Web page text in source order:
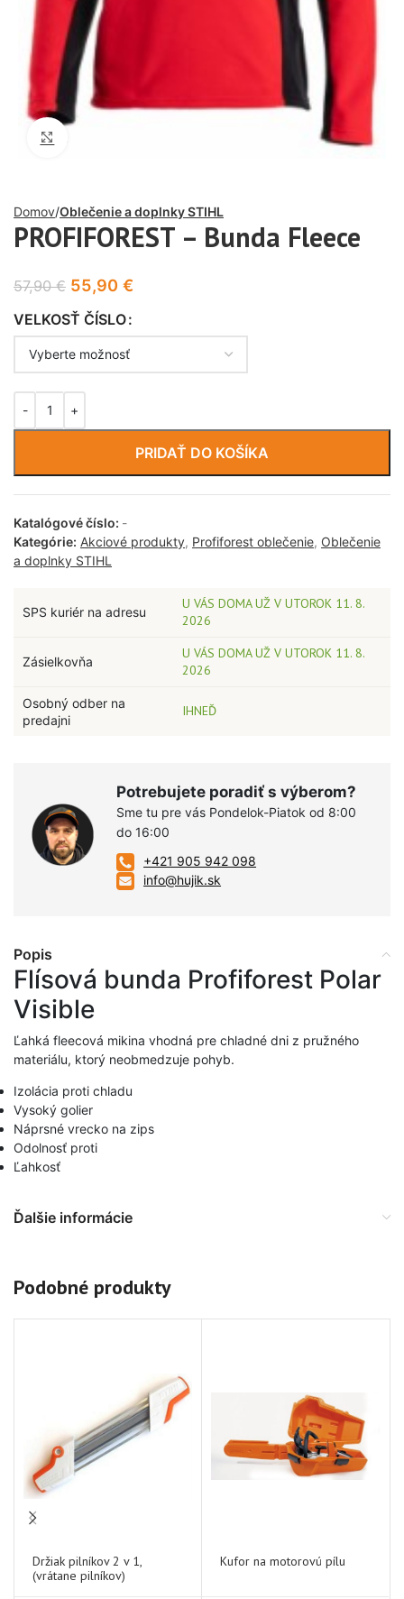
Domov Oblečenie a doplnky STIHL
PROFIFOREST – Bunda Fleece
57,90€ 55,90 €
VELKOSŤ ČÍSLO
PRIDAŤ DO KOŠÍKA
Katalógové číslo: -
Kategórie: Akciové produkty, Profiforest oblečenie, Oblečenie
a doplnky STIHL
SPS kuriér na adresu
U VÁS DOMA UŽ V UTOROK 11. 8.
2026
Zásielkovňa
U VÁS DOMA UŽ V UTOROK 11. 8.
2026
Osobný odber na
predajni
IHNEĎ
Potrebujete poradiť s výberom?
Sme tu pre vás Pondelok-Piatok od 8:00
do 16:00
+421 905 942 098
info@hujik.sk
Popis
Flísová bunda Profiforest Polar
Visible
Ľahká fleecová mikina vhodná pre chladné dni z pružného
materiálu, ktorý neobmedzuje pohyb.
Izolácia proti chladu
Vysoký golier
Náprsné vrecko na zips
Odolnosť proti
Ľahkosť
Ďalšie informácie
Podobné produkty
Držiak pilníkov 2 v 1,
(vrátane pilníkov)
Kufor na motorovú pílu